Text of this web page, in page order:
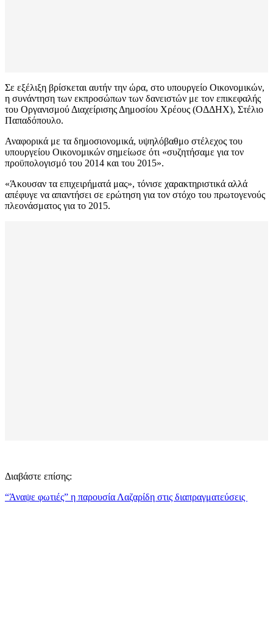
Σε εξέλιξη βρίσκεται αυτήν την ώρα, στο υπουργείο Οικονομικών,
η συνάντηση των εκπροσώπων των δανειστών με τον επικεφαλής
του Οργανισμού Διαχείρισης Δημοσίου Χρέους (ΟΔΔΗΧ), Στέλιο
Παπαδόπουλο.
Αναφορικά με τα δημοσιονομικά, υψηλόβαθμο στέλεχος του
υπουργείου Οικονομικών σημείωσε ότι «συζητήσαμε για τον
προϋπολογισμό του 2014 και του 2015».
«Άκουσαν τα επιχειρήματά μας», τόνισε χαρακτηριστικά αλλά
απέφυγε να απαντήσει σε ερώτηση για τον στόχο του πρωτογενούς
πλεονάσματος για το 2015.
Διαβάστε επίσης:
“Άναψε φωτιές” η παρουσία Λαζαρίδη στις διαπραγματεύσεις